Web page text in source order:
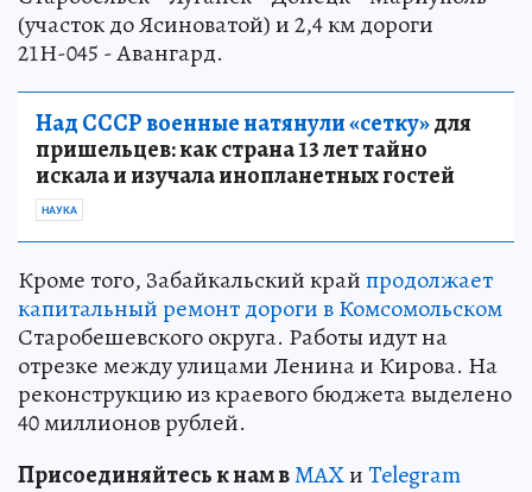
(участок до Ясиноватой) и 2,4 км дороги
21Н-045 - Авангард.
Над СССР военные натянули «сетку»для
пришельцев: как страна 13 лет тайно
искала и изучала инопланетных гостей
НАУКА
Кроме того, Забайкальский крайпродолжает
капитальный ремонт дороги в Комсомольском
Старобешевского округа. Работы идут на
отрезке между улицами Ленина и Кирова. На
реконструкцию из краевого бюджета выделено
40 миллионов рублей.
Присоединяйтесь к нам вMAXиTelegram